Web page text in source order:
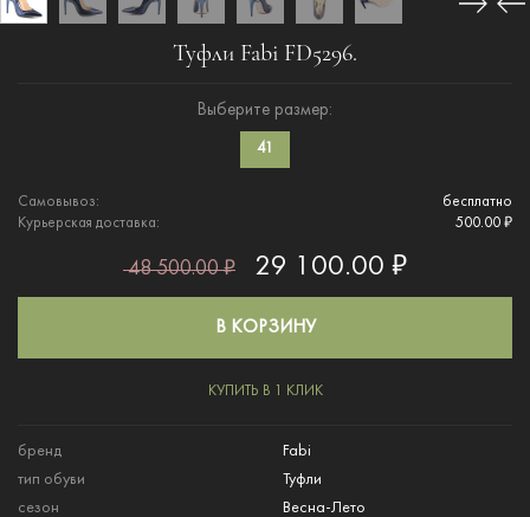
Туфли Fabi FD5296.
Выберите размер:
41
Самовывоз:
бесплатно
Курьерская доставка:
500.00 ₽
48 500.00 ₽ 29 100.00 ₽
В КОРЗИНУ
КУПИТЬ В 1 КЛИК
бренд
Fabi
тип обуви
Туфли
сезон
Весна-Лето